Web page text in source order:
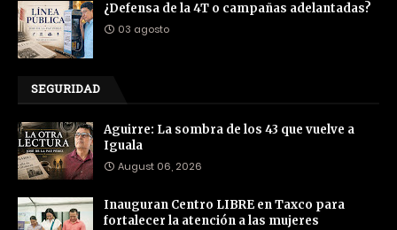
¿Defensa de la 4T o campañas adelantadas?
03 agosto
SEGURIDAD
Aguirre: La sombra de los 43 que vuelve a
Iguala
August 06, 2026
Inauguran Centro LIBRE en Taxco para
fortalecer la atención a las mujeres